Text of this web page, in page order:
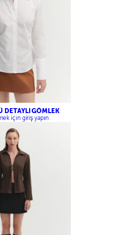
DETAYLI GÖMLEK
için giriş yapın